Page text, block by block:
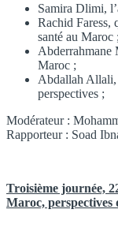
Samira Dlimi,
Rachid Faress,
santé au Maroc ;
Abderrahmane
Maroc ;
Abdallah Allali,
perspectives ;
Modérateur :
Rapporteur : Soad
Troisième journée,
Maroc, perspectives